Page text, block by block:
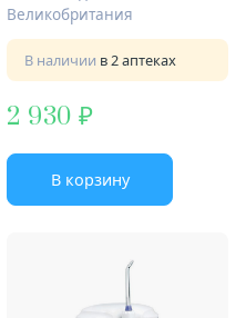
Великобритания
В наличии в 2 аптеках
2 930
В корзину